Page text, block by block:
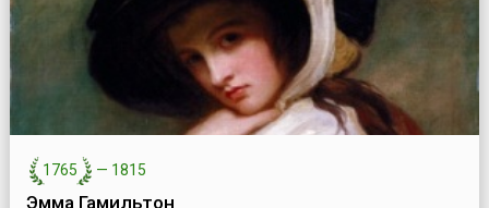
1765 — 1815
Эмма Гамильтон